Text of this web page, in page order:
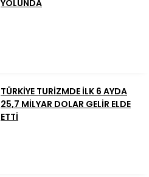
YOLUNDA
TÜRKİYE TURİZMDE İLK 6 AYDA
25,7 MİLYAR DOLAR GELİR ELDE
ETTİ